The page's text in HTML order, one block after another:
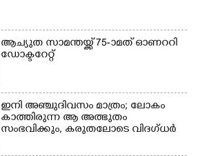
ആച്യുത സാമന്തയ്ക്ക് 75-ാമത് ഓണററി
ഡോക്ടറേറ്റ്
ഇനി അഞ്ചുദിവസം മാത്രം; ലോകം
കാത്തിരുന്ന ആ അത്ഭുതം
സംഭവിക്കും, കരുതലോടെ വിദഗ്ധർ